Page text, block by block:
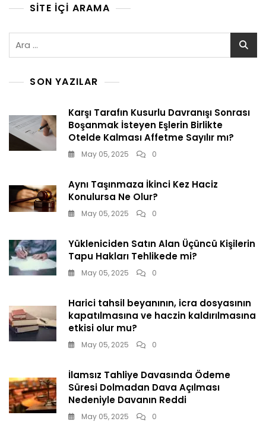
SITE İÇI ARAMA
SON YAZILAR
Karşı Tarafın Kusurlu Davranışı Sonrası
Boşanmak İsteyen Eşlerin Birlikte
Otelde Kalması Affetme Sayılır mı?
May 05, 2025 0
Aynı Taşınmaza İkinci Kez Haciz
Konulursa Ne Olur?
May 05, 2025 0
Yükleniciden Satın Alan Üçüncü Kişilerin
Tapu Hakları Tehlikede mi?
May 05, 2025 0
Harici tahsil beyanının, icra dosyasının
kapatılmasına ve haczin kaldırılmasına
etkisi olur mu?
May 05, 2025 0
İlamsız Tahliye Davasında Ödeme
Süresi Dolmadan Dava Açılması
Nedeniyle Davanın Reddi
May 05, 2025 0